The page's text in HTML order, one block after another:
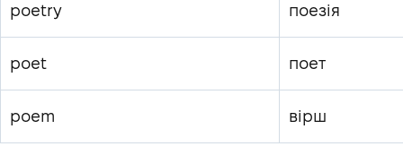
poetry поезія
poet поет
poem вірш